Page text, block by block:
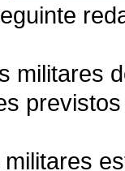
militares